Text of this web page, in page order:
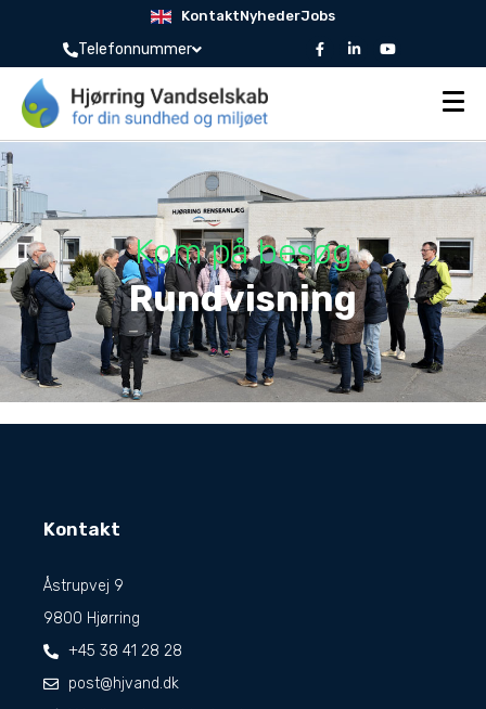
Telefonnummer
KontaktNyhederJobs
Kom på besøg
Rundvisning
Kontakt
Åstrupvej 9
9800 Hjørring
+45 38 41 28 28
post@hjvand.dk